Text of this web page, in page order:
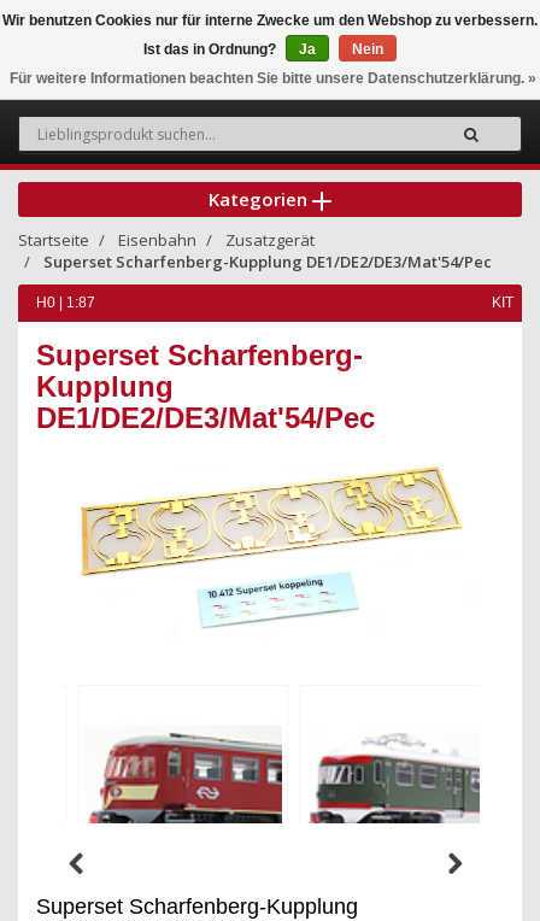
0
Kategorien
Startseite Eisenbahn
Zusatzgerät
Superset Scharfenberg-Kupplung DE1/DE2/DE3/Mat'54/Pec
H0 | 1:87 KIT
Superset Scharfenberg-
Kupplung
DE1/DE2/DE3/Mat'54/Pec
Superset Scharfenberg-Kupplung
Wir benutzen Cookies nur für interne Zwecke um den Webshop zu verbessern.
Ist das in Ordnung?
Ja
Nein
Für weitere Informationen beachten Sie bitte unsere Datenschutzerklärung. »